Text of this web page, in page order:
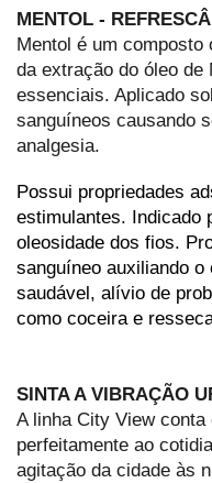
MENTOL -
Mentol é um
da extração do óleo de
essenciais. Aplicado
sanguíneos causando
analgesia.
Possui propriedades
estimulantes. Indicado
oleosidade dos fios.
sanguíneo auxiliando
saudável, alívio de
como coceira e
SINTA A VIBRAÇÃO
A linha City View conta
perfeitamente ao
agitação da cidade às